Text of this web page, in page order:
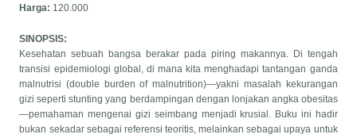
Harga: 120.000
SINOPSIS:
Kesehatan sebuah bangsa berakar pada piring makannya. Di tengah
transisi epidemiologi global, di mana kita menghadapi tantangan ganda
malnutrisi (double burden of malnutrition)—yakni masalah kekurangan
gizi seperti stunting yang berdampingan dengan lonjakan angka obesitas
—pemahaman mengenai gizi seimbang menjadi krusial. Buku ini hadir
bukan sekadar sebagai referensi teoritis, melainkan sebagai upaya untuk